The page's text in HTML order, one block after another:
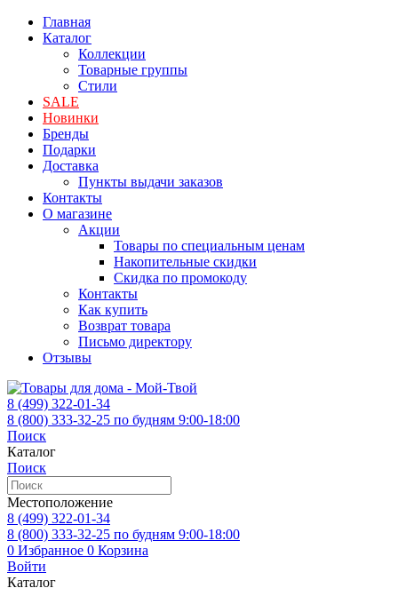
Главная
Каталог
Коллекции
Товарные группы
Стили
SALE
Новинки
Бренды
Подарки
Доставка
Пункты выдачи заказов
Контакты
О магазине
Акции
Товары по специальным ценам
Накопительные скидки
Скидка по промокоду
Контакты
Как купить
Возврат товара
Письмо директору
Отзывы
8 (499) 322-01-34
8 (800) 333-32-25 по будням 9:00-18:00
Поиск
Каталог
Поиск
Местоположение
8 (499) 322-01-34
8 (800) 333-32-25 по будням 9:00-18:00
0 Избранное 0 Корзина
Войти
Каталог